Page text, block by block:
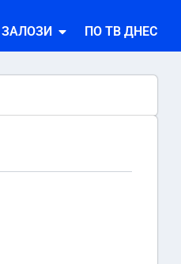
ЗАЛОЗИ ПО ТВ ДНЕС